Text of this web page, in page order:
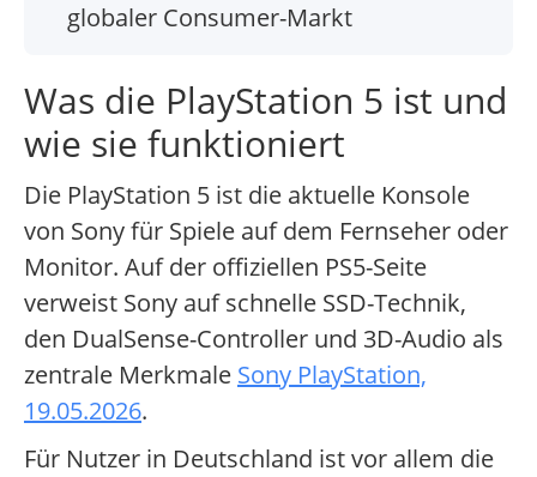
globaler Consumer-Markt
Was die PlayStation 5 ist und
wie sie funktioniert
Die PlayStation 5 ist die aktuelle Konsole
von Sony für Spiele auf dem Fernseher oder
Monitor. Auf der offiziellen PS5-Seite
verweist Sony auf schnelle SSD-Technik,
den DualSense-Controller und 3D-Audio als
zentrale Merkmale Sony PlayStation,
19.05.2026.
Für Nutzer in Deutschland ist vor allem die